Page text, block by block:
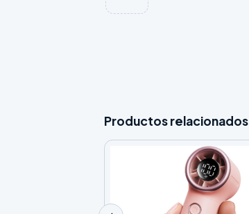
Productos relacionados